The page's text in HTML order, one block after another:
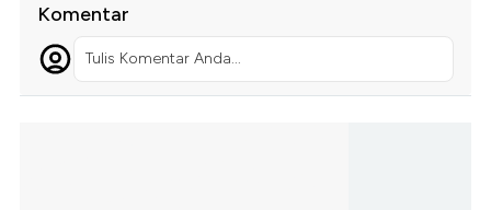
Komentar
Tulis Komentar Anda...